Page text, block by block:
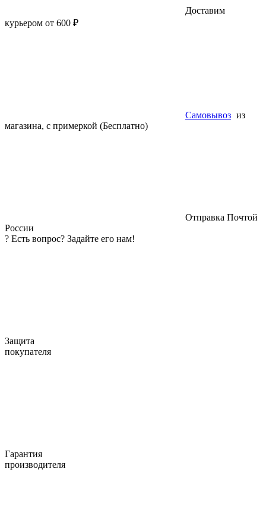
Доставим
курьером от 600 ₽
Самовывоз из
магазина, с примеркой (Бесплатно)
Отправка Почтой
России
? Есть вопрос? Задайте его нам!
Защита
покупателя
Гарантия
производителя